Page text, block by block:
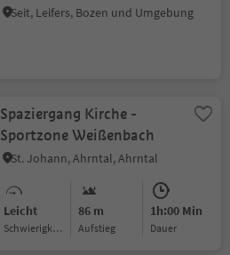
Seit, Leifers, Bozen und Umgebung
Spaziergang Kirche -
Sportzone Weißenbach
St. Johann, Ahrntal, Ahrntal
Leicht
Schwierigkeitsgrad
86 m
Aufstieg
1h:00 Min
Dauer